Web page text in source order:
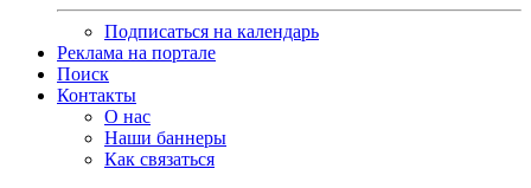
Подписаться на календарь
Реклама на портале
Поиск
Контакты
О нас
Наши баннеры
Как связаться